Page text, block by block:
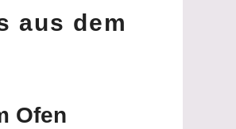
aus dem
Ofen